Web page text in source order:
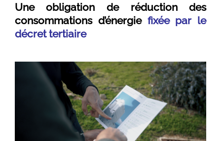
Une obligation de réduction des
consommations d’énergie fixée par le
décret tertiaire